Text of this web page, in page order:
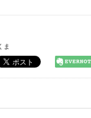
ま